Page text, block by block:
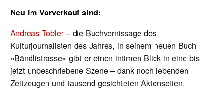
Neu im Vorverkauf sind:
Andreas Tobler– die Buchvernissage des
Kulturjournalisten des Jahres, in seinem neuen Buch
«Bändlistrasse» gibt er einen intimen Blick in eine bis
jetzt unbeschriebene Szene – dank noch lebenden
Zeit­zeugen und tausend gesichteten Aktenseiten.